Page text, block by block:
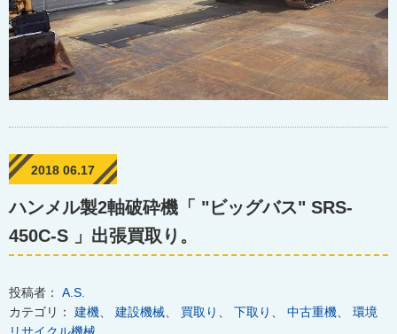
2018 06.17
ハンメル製2軸破砕機「 "ビッグバス" SRS-
450C-S 」出張買取り。
投稿者： A.S.
カテゴリ： 建機 建設機械 買取り 下取り 中古重機
環境